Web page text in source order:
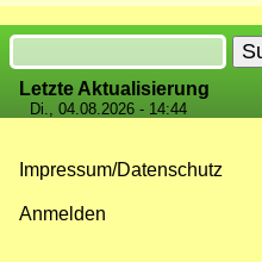
Suche
Letzte Aktualisierung
Di., 04.08.2026 - 14:44
Impressum/Datenschutz
Anmelden